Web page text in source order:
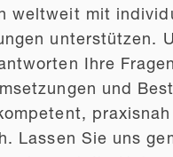
weltweit mit
unterstützen.
Ihre
und Best
praxisnah
Lassen Sie uns